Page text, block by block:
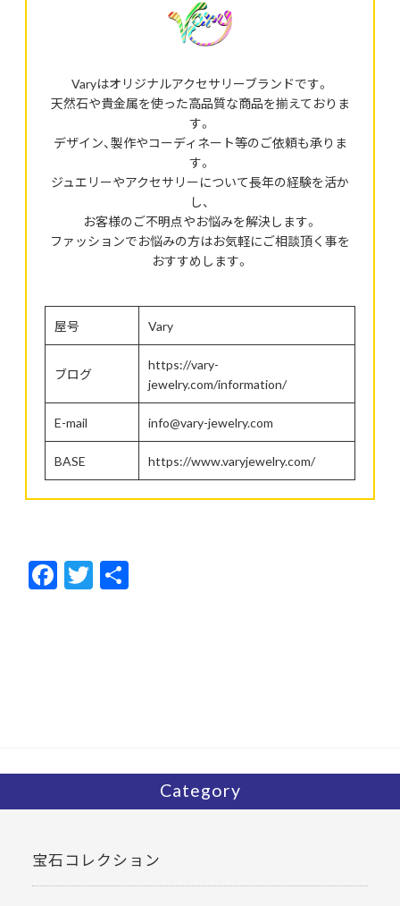
Varyはオリジナルアクセサリーブランドです。
天然石や貴金属を使った高品質な商品を揃えておりま
す。
デザイン、製作やコーディネート等のご依頼も承りま
す。
ジュエリーやアクセサリーについて長年の経験を活か
し、
お客様のご不明点やお悩みを解決します。
ファッションでお悩みの方はお気軽にご相談頂く事を
おすすめします。
屋号 Vary
ブログ
https://vary-
jewelry.com/information/
E-mail info@vary-jewelry.com
BASE https://www.varyjewelry.com/
F
ac
T
w
Category
宝石コレクション